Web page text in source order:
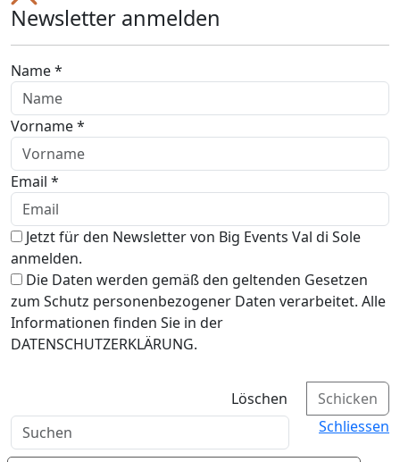
Newsletter anmelden
Name *
Vorname *
Email *
Jetzt für den Newsletter von Big Events Val di Sole
anmelden.
Die Daten werden gemäß den geltenden Gesetzen
zum Schutz personenbezogener Daten verarbeitet. Alle
Informationen finden Sie in der
DATENSCHUTZERKLÄRUNG.
Löschen
Schicken
Schliessen